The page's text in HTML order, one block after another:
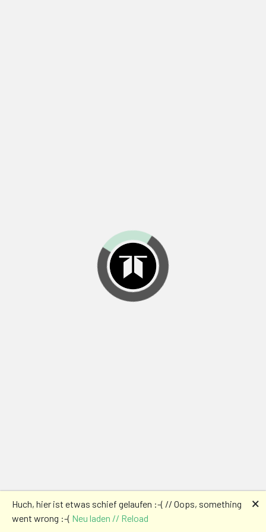
Huch, hier ist etwas schief gelaufen :-( // Oops, something
went wrong :-( Neu laden // Reload
🗙